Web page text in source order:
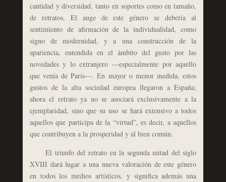
cantidad y diversidad, tanto en soportes como en tamaño,
de retratos. El auge de este género se debería al
sentimiento de afirmación de la individualidad, como
signo de modernidad, y a una construcción de la
apariencia, entendida en el ámbito del gusto por las
novedades y lo extranjero —especialmente por aquello
que venía de París—. En mayor o menor medida, estos
gustos de la alta sociedad europea llegaron a España;
ahora el retrato ya no se asociará exclusivamente a la
ejemplaridad, sino que su uso se hará extensivo a todos
aquellos que participa de la “virtud”, es decir, a aquellos
que contribuyen a la prosperidad y al bien común.
El triunfo del retrato en la segunda mitad del siglo
XVIII dará lugar a una nueva valoración de este género
en todos los medios artísticos, y significa además una